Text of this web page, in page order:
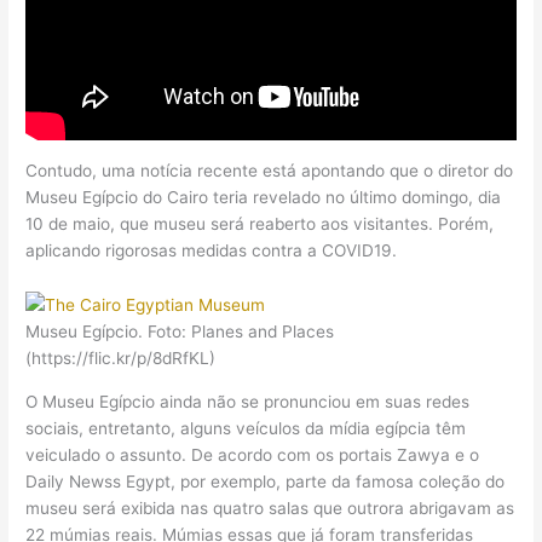
Contudo, uma notícia recente está apontando que o diretor do
Museu Egípcio do Cairo teria revelado no último domingo, dia
10 de maio, que museu será reaberto aos visitantes. Porém,
aplicando rigorosas medidas contra a COVID19.
Museu Egípcio. Foto: Planes and Places
(https://flic.kr/p/8dRfKL)
O Museu Egípcio ainda não se pronunciou em suas redes
sociais, entretanto, alguns veículos da mídia egípcia têm
veiculado o assunto. De acordo com os portais Zawya e o
Daily Newss Egypt, por exemplo, parte da famosa coleção do
museu será exibida nas quatro salas que outrora abrigavam as
22 múmias reais. Múmias essas que já foram transferidas